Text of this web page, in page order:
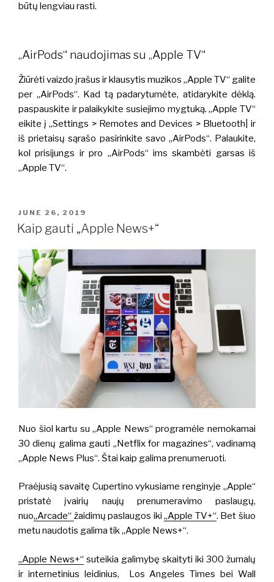
būtų lengviau rasti.
„AirPods“ naudojimas su „Apple TV“
Žiūrėti vaizdo įrašus ir klausytis muzikos „Apple TV“ galite
per „AirPods“. Kad tą padarytumėte, atidarykite dėklą.
paspauskite ir palaikykite susiejimo mygtuką. „Apple TV“
eikite į „Settings > Remotes and Devices > Bluetooth| ir
iš prietaisų sąrašo pasirinkite savo „AirPods“. Palaukite,
kol prisijungs ir pro „AirPods“ ims skambėti garsas iš
„Apple TV“.
POSTED
ON
JUNE 26, 2019
Kaip gauti „Apple News+“
Nuo šiol kartu su „Apple News“ programėle nemokamai
30 dienų galima gauti „Netflix for magazines“, vadinamą
„Apple News Plus“. Štai kaip galima prenumeruoti.
Praėjusią savaitę Cupertino vykusiame renginyje „Apple“
pristatė įvairių naujų prenumeravimo paslaugų,
nuo„Arcade“ žaidimų paslaugos iki„Apple TV+“. Bet šiuo
metu naudotis galima tik „Apple News+“.
„Apple News+“ suteikia galimybę skaityti iki 300 žurnalų
ir internetinius leidinius, Los Angeles Times bei Wall